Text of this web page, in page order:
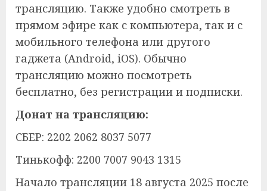
трансляцию. Также удобно смотреть в
прямом эфире как с компьютера, так и с
мобильного телефона или другого
гаджета (Android, iOS). Обычно
трансляцию можно посмотреть
бесплатно, без регистрации и подписки.
Донат на трансляцию:
СБЕР: 2202 2062 8037 5077
Тинькофф: 2200 7007 9043 1315
Начало трансляции 18 августа 2025 после